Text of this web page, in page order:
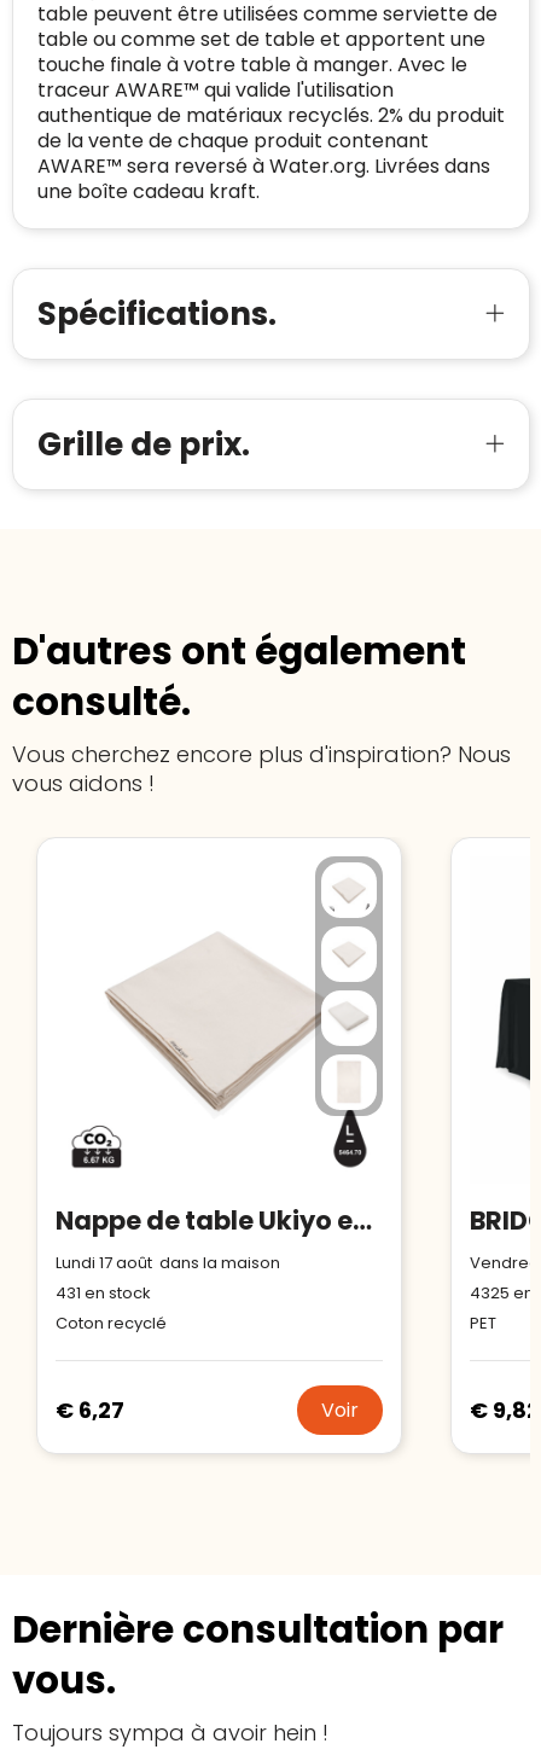
table peuvent être utilisées comme serviette de
table ou comme set de table et apportent une
touche finale à votre table à manger. Avec le
traceur AWARE™ qui valide l'utilisation
authentique de matériaux recyclés. 2% du produit
de la vente de chaque produit contenant
AWARE™ sera reversé à Water.org. Livrées dans
une boîte cadeau kraft.
Spécifications.
Grille de prix.
D'autres ont également
consulté.
Vous cherchez encore plus d'inspiration? Nous
vous aidons !
Nappe de table Ukiyo en rcotton 180gr Aware™
Lundi 17 août dans la maison
431 en stock
Coton recyclé
€ 6,27 Voir
4325 en
PET
€ 9,82
Dernière consultation par
vous.
Toujours sympa à avoir hein !
Domein: linkkado.be
Oprichting van de
onderneming:
2026
Aantal werknemers: 1-10
Spam E-mail is spamvrij
certificaat verkrijgen. Zoekt u bij het winkelen
naar de certificaten van Trustindex en koopt u
met vertrouwen!
Meer informatie »
Voor bedrijven
Bouwt u vertrouwen op en verhoogt u uw
verkoop met de Trustindex-certificaat.